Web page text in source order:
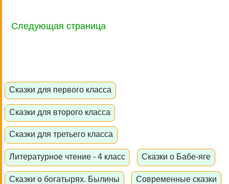
Следующая страница
Сказки для первого класса
Сказки для второго класса
Сказки для третьего класса
Литературное чтение - 4 класс Сказки о Бабе-яге
Сказки о богатырях. Былины Современные сказки